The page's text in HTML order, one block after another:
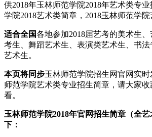
供2018年玉林师范学院2018年艺术类专
学院2018艺术类简章，2018玉林师范学院
适合全国各地参加2018届艺考的美术生
考生、舞蹈艺术生、表演类艺术生、书
艺术生。
本页将同步玉林师范学院招生网官网实
师范学院艺术类专业招生简章，请大家
看。
玉林师范学院2018年官网招生简章（全
下：